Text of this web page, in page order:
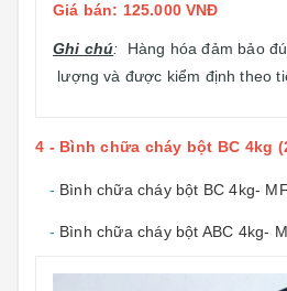
Giá bán: 125.000 VNĐ
Ghi chú: Hàng hóa đảm bảo
lượng và được kiểm định theo
4 - Bình chữa cháy bột BC 4kg
- Bình chữa cháy bột BC 4kg-
- Bình chữa cháy bột ABC 4kg-